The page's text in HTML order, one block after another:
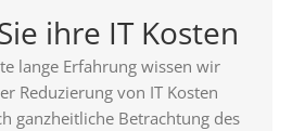
ihre IT Kosten
lange Erfahrung wissen wir
Reduzierung von IT Kosten
ganzheitliche Betrachtung des